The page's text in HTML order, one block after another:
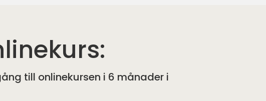
till onlinekursen i 6 månader i